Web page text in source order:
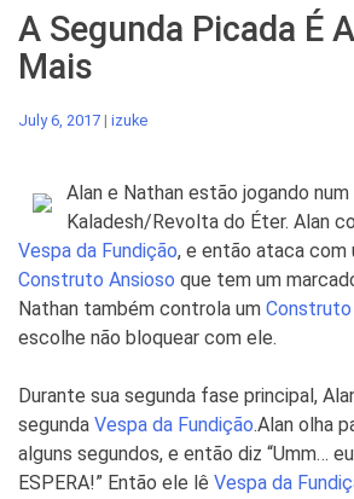
A Segunda Picada É
Mais
July 6, 2017 | izuke
Alan e Nathan estão jogando
Kaladesh/Revolta do Éter. Alan
Vespa da Fundição, e então ataca com
Construto Ansioso que tem um
Nathan também controla um Construto
escolhe não bloquear com ele.
Durante sua segunda fase principal,
segunda Vespa da Fundição.Alan olha
alguns segundos, e então diz “Umm…
ESPERA!” Então ele lê Vespa da